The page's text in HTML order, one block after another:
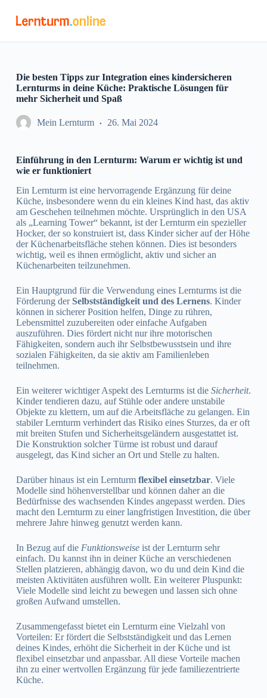
u
I
p
g
Die besten Tipps zur Integration eines kindersicheren
Lernturms in deine Küche: Praktische Lösungen für
mehr Sicherheit und Spaß
Mein Lernturm 26. Mai 2024
Einführung in den Lernturm: Warum er wichtig ist und
wie er funktioniert
Ein Lernturm ist eine hervorragende Ergänzung für deine
Küche, insbesondere wenn du ein kleines Kind hast, das aktiv
am Geschehen teilnehmen möchte. Ursprünglich in den USA
als „Learning Tower“ bekannt, ist der Lernturm ein spezieller
Hocker, der so konstruiert ist, dass Kinder sicher auf der Höhe
der Küchenarbeitsfläche stehen können. Dies ist besonders
wichtig, weil es ihnen ermöglicht, aktiv und sicher an
Küchenarbeiten teilzunehmen.
Ein Hauptgrund für die Verwendung eines Lernturms ist die
Förderung derSelbstständigkeit und des Lernens. Kinder
können in sicherer Position helfen, Dinge zu rühren,
Lebensmittel zuzubereiten oder einfache Aufgaben
auszuführen. Dies fördert nicht nur ihre motorischen
Fähigkeiten, sondern auch ihr Selbstbewusstsein und ihre
sozialen Fähigkeiten, da sie aktiv am Familienleben
teilnehmen.
Ein weiterer wichtiger Aspekt des Lernturms ist die Sicherheit.
Kinder tendieren dazu, auf Stühle oder andere unstabile
Objekte zu klettern, um auf die Arbeitsfläche zu gelangen. Ein
stabiler Lernturm verhindert das Risiko eines Sturzes, da er oft
mit breiten Stufen und Sicherheitsgeländern ausgestattet ist.
Die Konstruktion solcher Türme ist robust und darauf
ausgelegt, das Kind sicher an Ort und Stelle zu halten.
Darüber hinaus ist ein Lernturm flexibel einsetzbar. Viele
Modelle sind höhenverstellbar und können daher an die
Bedürfnisse des wachsenden Kindes angepasst werden. Dies
macht den Lernturm zu einer langfristigen Investition, die über
mehrere Jahre hinweg genutzt werden kann.
In Bezug auf die Funktionsweiseist der Lernturm sehr
einfach. Du kannst ihn in deiner Küche an verschiedenen
Stellen platzieren, abhängig davon, wo du und dein Kind die
meisten Aktivitäten ausführen wollt. Ein weiterer Pluspunkt:
Viele Modelle sind leicht zu bewegen und lassen sich ohne
großen Aufwand umstellen.
Zusammengefasst bietet ein Lernturm eine Vielzahl von
Vorteilen: Er fördert die Selbstständigkeit und das Lernen
deines Kindes, erhöht die Sicherheit in der Küche und ist
flexibel einsetzbar und anpassbar. All diese Vorteile machen
ihn zu einer wertvollen Ergänzung für jede familiezentrierte
Küche.